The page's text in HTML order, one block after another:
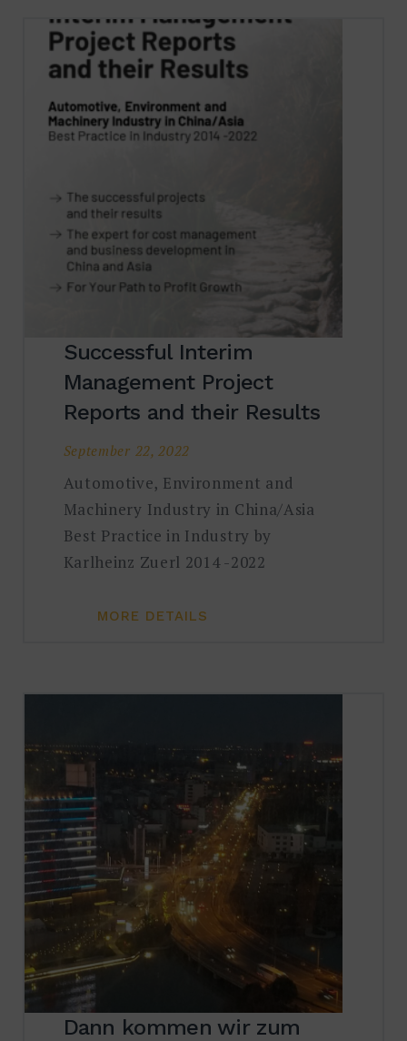
Successful Interim
Management Project
Reports and their Results
September 22, 2022
Automotive, Environment and
Machinery Industry in China/Asia
Best Practice in Industry by
Karlheinz Zuerl 2014 -2022
MORE DETAILS
Dann kommen wir zum